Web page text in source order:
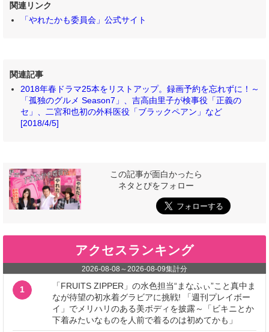
関連リンク
「やれたかも委員会」公式サイト
関連記事
2018年春ドラマ25本をリストアップ。録画予約を忘れずに！～
「孤独のグルメ Season7」、吉高由里子が検事役「正義の
セ」、二宮和也初の外科医役「ブラックペアン」など
[2018/4/5]
この記事が面白かったら
ネタとぴをフォロー
アクセスランキング
2026-08-08 ～2026-08-09集計分
1
「FRUITS ZIPPER」の水色担当“まなふぃ”こと真中ま
なが待望の初水着グラビアに挑戦! 「週刊プレイボー
イ」でメリハリのある美ボディを披露～「ビキニとか
下着みたいなものを人前で着るのは初めてかも」